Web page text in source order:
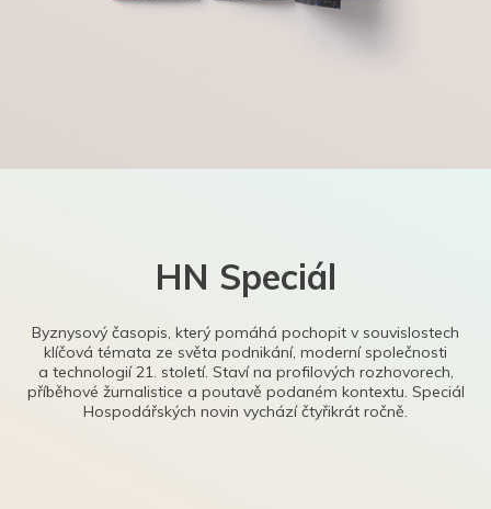
HN Speciál
Byznysový časopis, který pomáhá pochopit v souvislostech
klíčová témata ze světa podnikání, moderní společnosti
a technologií 21. století. Staví na profilových rozhovorech,
příběhové žurnalistice a poutavě podaném kontextu. Speciál
Hospodářských novin vychází čtyřikrát ročně.